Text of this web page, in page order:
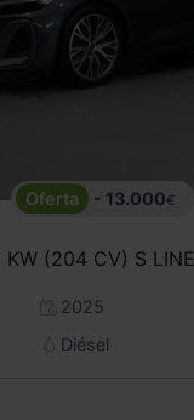
- 13.000€
KW (204 CV) S LINE
2025
Diésel